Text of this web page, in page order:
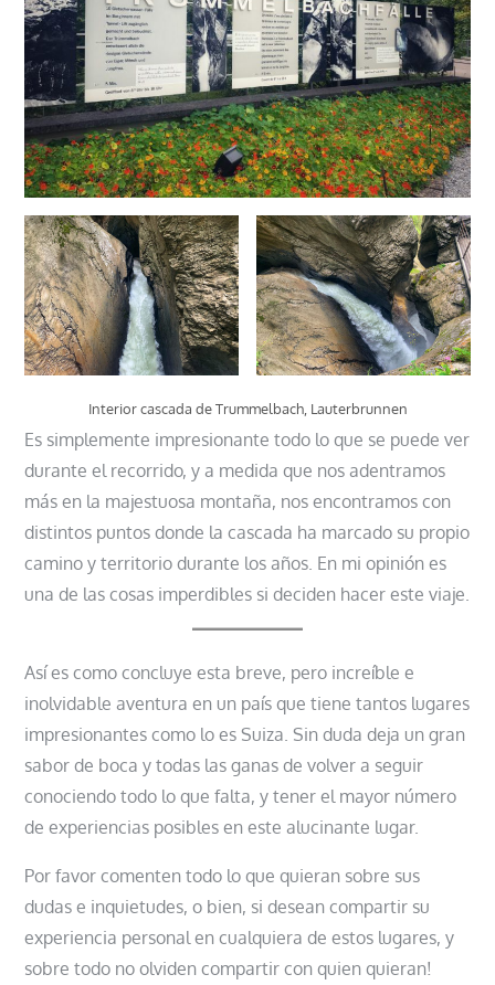
Interior cascada de Trummelbach, Lauterbrunnen
Es simplemente impresionante todo lo que se puede ver
durante el recorrido, y a medida que nos adentramos
más en la majestuosa montaña, nos encontramos con
distintos puntos donde la cascada ha marcado su propio
camino y territorio durante los años. En mi opinión es
una de las cosas imperdibles si deciden hacer este viaje.
Así es como concluye esta breve, pero increíble e
inolvidable aventura en un país que tiene tantos lugares
impresionantes como lo es Suiza. Sin duda deja un gran
sabor de boca y todas las ganas de volver a seguir
conociendo todo lo que falta, y tener el mayor número
de experiencias posibles en este alucinante lugar.
Por favor comenten todo lo que quieran sobre sus
dudas e inquietudes, o bien, si desean compartir su
experiencia personal en cualquiera de estos lugares, y
sobre todo no olviden compartir con quien quieran!